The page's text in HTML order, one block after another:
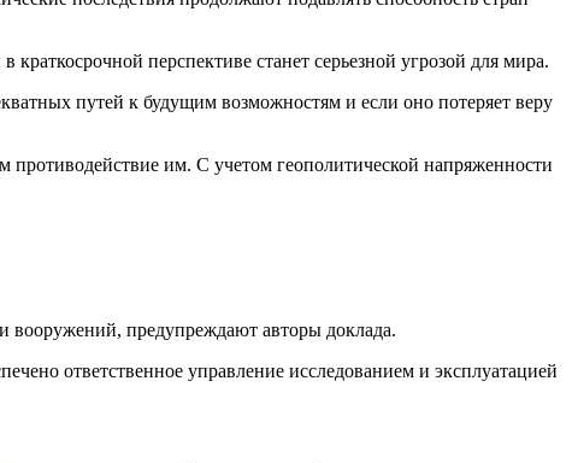
перспективе станет серьезной угрозой для мира.
путей к будущим возможностям и если оно потеряет веру
им. С учетом геополитической напряженности
вооружений, предупреждают авторы доклада.
ответственное управление исследованием и эксплуатацией